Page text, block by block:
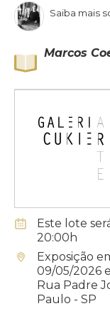
Saiba mais
Marcos
Este lote
20:00h
Exposição
09/05/2026
Rua Padre
Paulo - SP